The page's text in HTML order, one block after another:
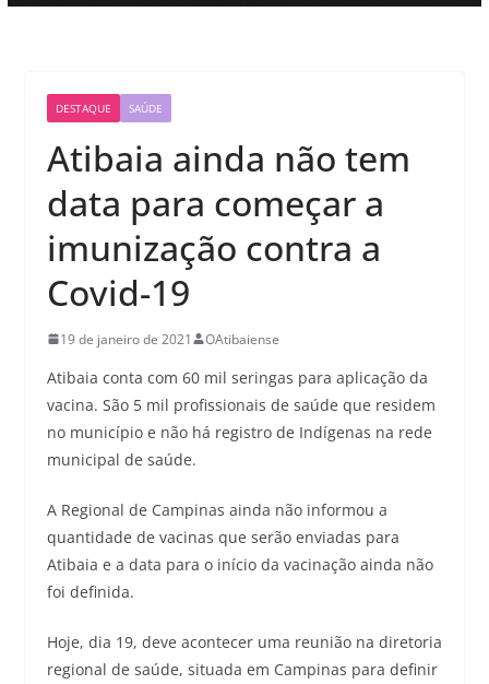
DESTAQUE SAÚDE
Atibaia ainda não tem
data para começar a
imunização contra a
Covid-19
19 de janeiro de 2021 OAtibaiense
Atibaia conta com 60 mil seringas para aplicação da
vacina. São 5 mil profissionais de saúde que residem
no município e não há registro de Indígenas na rede
municipal de saúde.
A Regional de Campinas ainda não informou a
quantidade de vacinas que serão enviadas para
Atibaia e a data para o início da vacinação ainda não
foi definida.
Hoje, dia 19, deve acontecer uma reunião na diretoria
regional de saúde, situada em Campinas para definir